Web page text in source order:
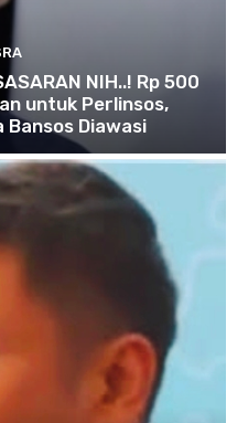
NIH..! Rp 500
untuk Perlinsos,
Bansos Diawasi